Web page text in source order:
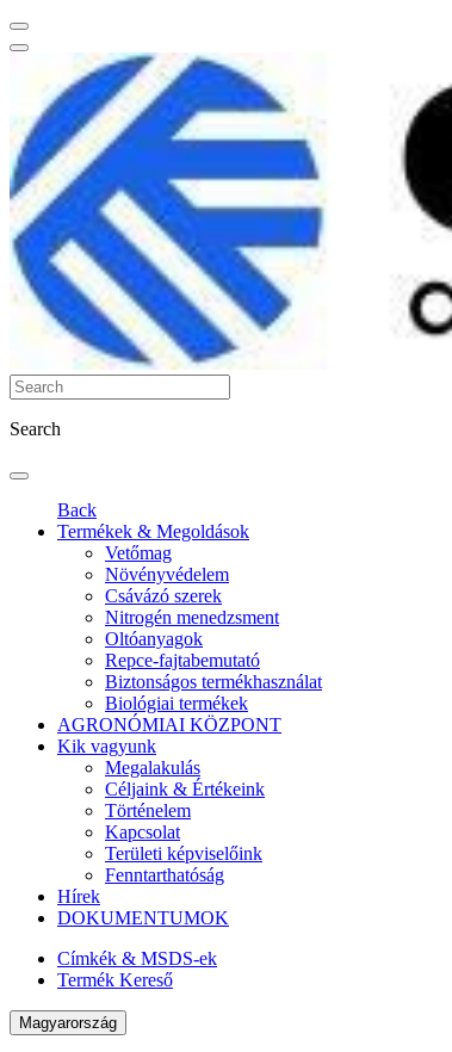
Search
Back
Termékek & Megoldások
Vetőmag
Növényvédelem
Csávázó szerek
Nitrogén menedzsment
Oltóanyagok
Repce-fajtabemutató
Biztonságos termékhasználat
Biológiai termékek
AGRONÓMIAI KÖZPONT
Kik vagyunk
Megalakulás
Céljaink & Értékeink
Történelem
Kapcsolat
Területi képviselőink
Fenntarthatóság
Hírek
DOKUMENTUMOK
Címkék & MSDS-ek
Termék Kereső
Magyarország